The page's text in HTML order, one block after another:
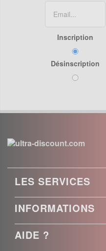
Inscription
Désinscription
LES SERVICES
INFORMATIONS
AIDE ?